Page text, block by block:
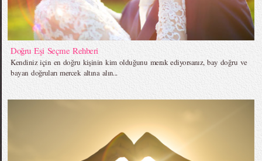
Doğru Eşi Seçme Rehberi
Kendiniz için en doğru kişinin kim olduğunu merak ediyorsanız, bay doğru ve
bayan doğruları mercek altına alın...